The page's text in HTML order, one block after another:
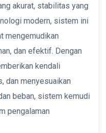
akurat, stabilitas yang
modern, sistem ini
mengemudikan
dan efektif. Dengan
kendali
dan menyesuaikan
beban, sistem kemudi
pengalaman